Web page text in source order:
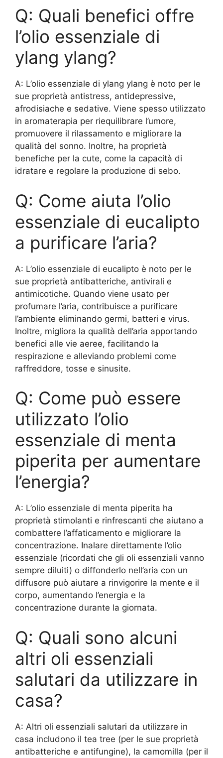
Q: Quali benefici offre
l’olio essenziale di
ylang ylang?
A: L’olio essenziale di ylang ylang è noto per le
sue proprietà antistress, antidepressive,
afrodisiache e sedative. Viene spesso utilizzato
in aromaterapia per riequilibrare l’umore,
promuovere il rilassamento e migliorare la
qualità del sonno. Inoltre, ha proprietà
benefiche per la cute, come la capacità di
idratare e regolare la produzione di sebo.
Q: Come aiuta l’olio
essenziale di eucalipto
a purificare l’aria?
A: L’olio essenziale di eucalipto è noto per le
sue proprietà antibatteriche, antivirali e
antimicotiche. Quando viene usato per
profumare l’aria, contribuisce a purificare
l’ambiente eliminando germi, batteri e virus.
Inoltre, migliora la qualità dell’aria apportando
benefici alle vie aeree, facilitando la
respirazione e alleviando problemi come
raffreddore, tosse e sinusite.
Q: Come può essere
utilizzato l’olio
essenziale di menta
piperita per aumentare
l’energia?
A: L’olio essenziale di menta piperita ha
proprietà stimolanti e rinfrescanti che aiutano a
combattere l’affaticamento e migliorare la
concentrazione. Inalare direttamente l’olio
essenziale (ricordati che gli oli essenziali vanno
sempre diluiti) o diffonderlo nell’aria con un
diffusore può aiutare a rinvigorire la mente e il
corpo, aumentando l’energia e la
concentrazione durante la giornata.
Q: Quali sono alcuni
altri oli essenziali
salutari da utilizzare in
casa?
A: Altri oli essenziali salutari da utilizzare in
casa includono il tea tree (per le sue proprietà
antibatteriche e antifungine), la camomilla (per il